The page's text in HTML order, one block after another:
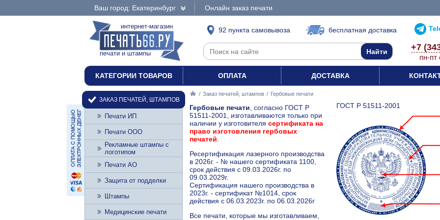
Ваш город: Екатеринбург Онлайн заказ печати
интернет-магазин
печати и штампы
92 пункта самовывоза бесплатная доставка
+7
пн-пт
КАТЕГОРИИ ТОВАРОВ ОПЛАТА ДОСТАВКА
/ Заказ печатей, штампов / Гербовые печати
ГОСТ Р 51511-2001
Гербовые печати , согласно ГОСТ Р
51511-2001, изготавливаются только при
наличии у изготовителя сертификата на
право изготовления гербовых
печатей
Ресертификация лазерного производства
в 2026г. - № нашего сертификата 1100,
срок действия с 09.03.2026г. по
09.03.2029г.
Сертификация нашего производства в
2023г. - сертификат №1014, срок
действия с 06.03.2023г. по 06.03.2026г
Все печати, которые мы изготавливаем,
ЗАКАЗ ПЕЧАТЕЙ, ШТАМПОВ
Печати ИП
Печати ООО
Рекламные штампы с
логотипом
Печати АО
Защита от подделки
Штампы
Медицинские печати